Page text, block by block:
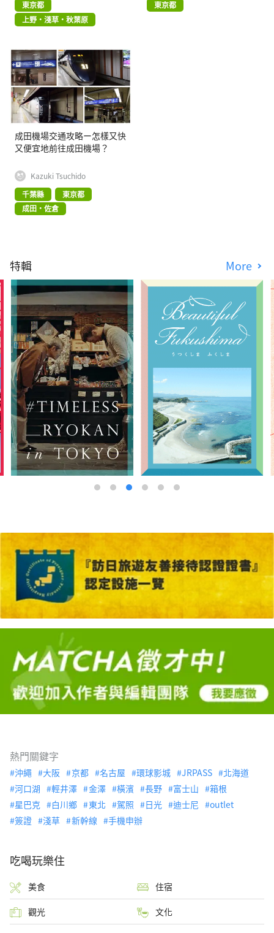
東京都
上野・淺草・秋葉原
東京都
成田機場交通攻略ー怎樣又快
又便宜地前往成田機場？
Kazuki Tsuchido
千葉縣
東京都
成田・佐倉
特輯 More
熱門關鍵字
沖繩 大阪 京都 名古屋 環球影城 JRPASS
北海道
河口湖
輕井澤 金澤 橫濱 長野 富士山
箱根
星巴克
白川鄉 東北 駕照 日光 迪士尼
outlet
簽證
淺草 新幹線 手機申辦
吃喝玩樂住
美食 住宿
觀光 文化